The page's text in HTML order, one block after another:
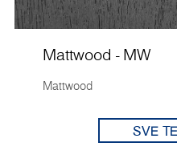
Mattwood - MW
Mattwood
SVE